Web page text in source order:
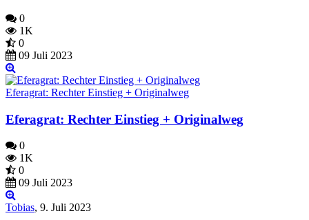
0
1K
0
09 Juli 2023
Eferagrat: Rechter Einstieg + Originalweg
Eferagrat: Rechter Einstieg + Originalweg
0
1K
0
09 Juli 2023
Tobias, 9. Juli 2023